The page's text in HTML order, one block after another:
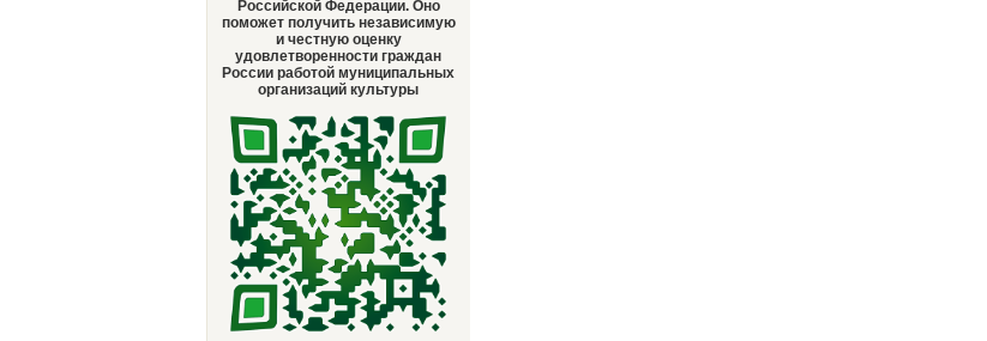
Российской Федерации. Оно
поможет получить независимую
и честную оценку
удовлетворенности граждан
России работой муниципальных
организаций культуры